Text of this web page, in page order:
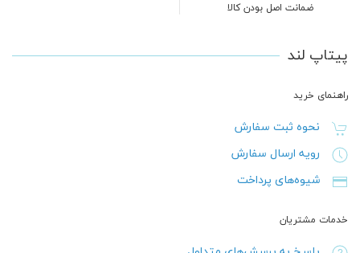
ضمانت اصل بودن کالا
پیتاپ لند
راهنمای خرید
نحوه ثبت سفارش
رویه ارسال سفارش
شیوه‌های پرداخت
خدمات مشتریان